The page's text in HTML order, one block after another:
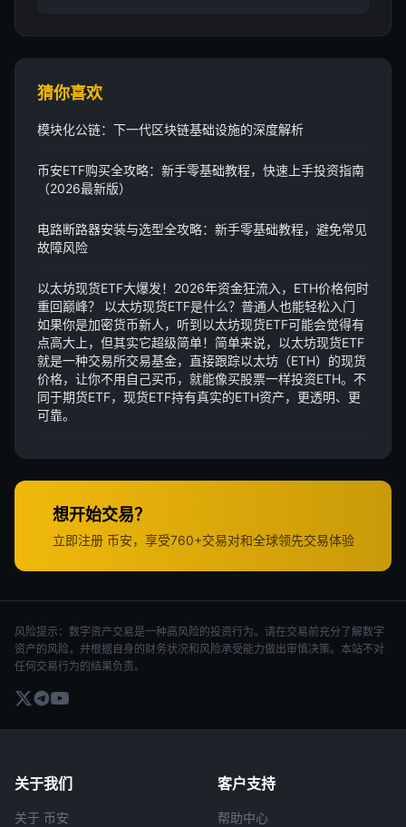
猜你喜欢
模块化公链：下一代区块链基础设施的深度解析
币安ETF购买全攻略：新手零基础教程，快速上手投资指南
（2026最新版）
电路断路器安装与选型全攻略：新手零基础教程，避免常见
故障风险
以太坊现货ETF大爆发！2026年资金狂流入，ETH价格何时
重回巅峰？ 以太坊现货ETF是什么？普通人也能轻松入门
如果你是加密货币新人，听到以太坊现货ETF可能会觉得有
点高大上，但其实它超级简单！简单来说，以太坊现货ETF
就是一种交易所交易基金，直接跟踪以太坊（ETH）的现货
价格，让你不用自己买币，就能像买股票一样投资ETH。不
同于期货ETF，现货ETF持有真实的ETH资产，更透明、更
可靠。
想开始交易？
立即注册 币安，享受760+交易对和全球领先交易体验
风险提示：数字资产交易是一种高风险的投资行为。请在交易前充分了解数字
资产的风险，并根据自身的财务状况和风险承受能力做出审慎决策。本站不对
任何交易行为的结果负责。
关于我们
关于 币安
客户支持
帮助中心